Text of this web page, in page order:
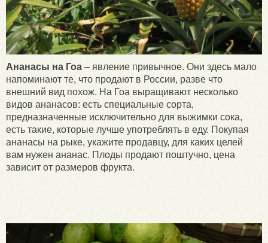
Ананасы на Гоа – явление привычное. Они здесь мало
напоминают те, что продают в России, разве что
внешний вид похож. На Гоа выращивают несколько
видов ананасов: есть специальные сорта,
предназначенные исключительно для выжимки сока,
есть такие, которые лучше употреблять в еду. Покупая
ананасы на рыке, укажите продавцу, для каких целей
вам нужен ананас. Плоды продают поштучно, цена
зависит от размеров фрукта.